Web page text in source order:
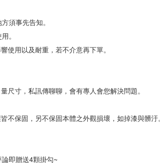
須事先告知。
。
使用以及耐重，若不介意再下單。
尺寸，私訊傳聊聊，會有專人會您解決問題。
不保固，另不保固本體之外觀損壞，如掉漆與髒汙
即贈送4顆掛勾~